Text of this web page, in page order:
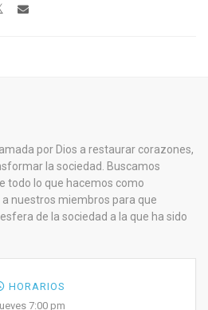
por Dios a restaurar corazones,
la sociedad. Buscamos
todo lo que hacemos como
nuestros miembros para que
de la sociedad a la que ha sido
HORARIOS
7:00 pm